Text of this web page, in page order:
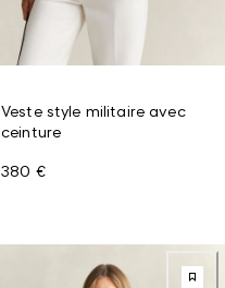
Veste style militaire avec
ceinture
380 €